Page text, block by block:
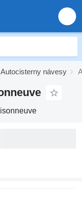
Autocisterny návesy